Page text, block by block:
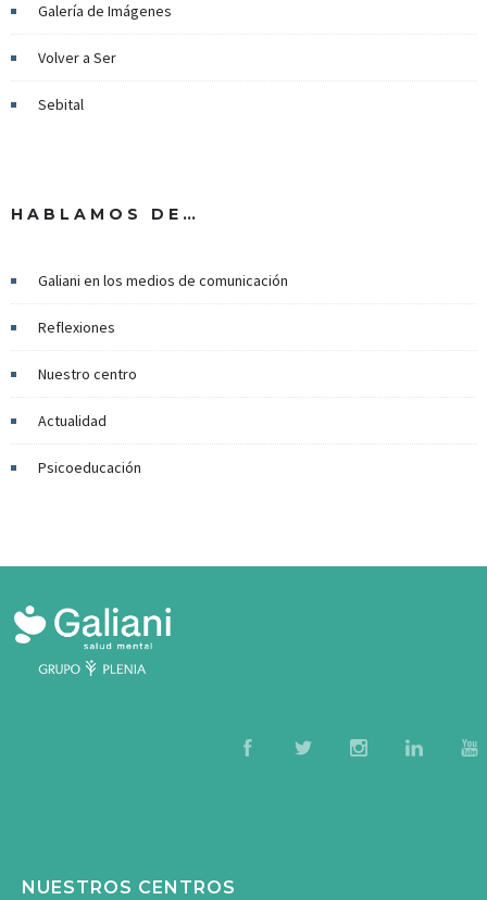
Galería de Imágenes
Volver a Ser
Sebital
HABLAMOS DE…
Galiani en los medios de comunicación
Reflexiones
Nuestro centro
Actualidad
Psicoeducación
NUESTROS CENTROS